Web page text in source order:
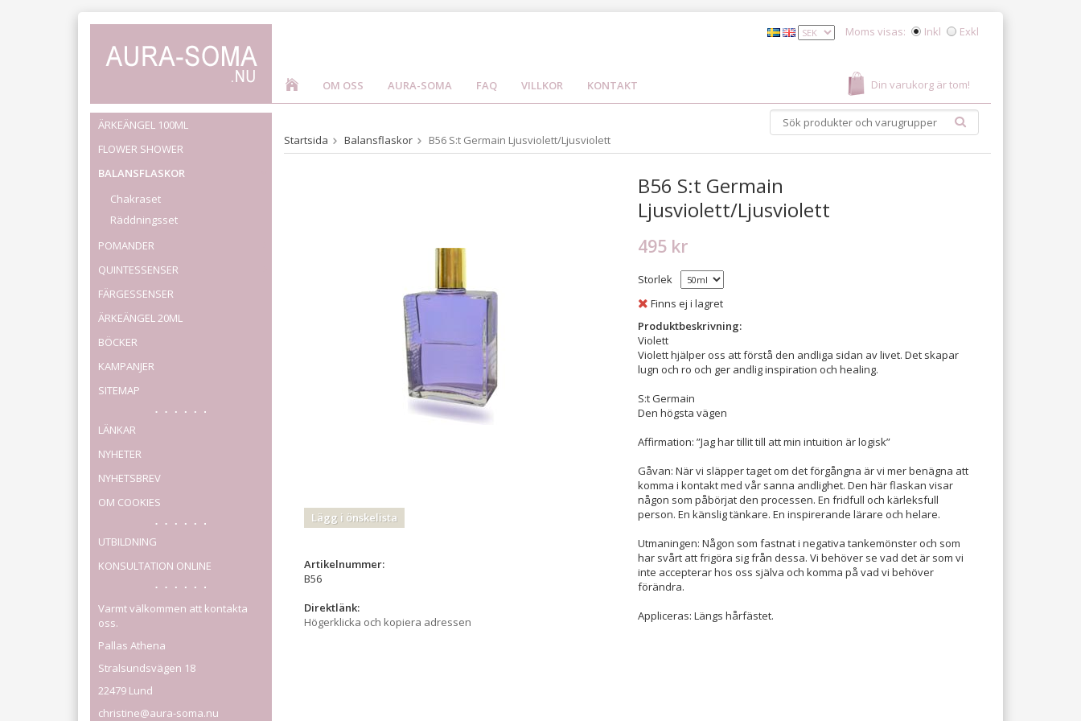
OM OSS AURA-SOMA FAQ VILLKOR KONTAKT Din varukorg är tom!
Moms visas: Inkl Exkl
ÄRKEÄNGEL 100ML
FLOWER SHOWER
BALANSFLASKOR
Chakraset
Räddningsset
POMANDER
QUINTESSENSER
FÄRGESSENSER
ÄRKEÄNGEL 20ML
BÖCKER
KAMPANJER
SITEMAP
LÄNKAR
NYHETER
NYHETSBREV
OM COOKIES
UTBILDNING
KONSULTATION ONLINE
Varmt välkommen att kontakta
oss.
Pallas Athena
Stralsundsvägen 18
22479 Lund
christine@aura-soma.nu
Startsida Balansflaskor B56 S:t Germain Ljusviolett/Ljusviolett
B56 S:t Germain
Ljusviolett/Ljusviolett
495 kr
Storlek
Finns ej i lagret
Produktbeskrivning:
Violett
Violett hjälper oss att förstå den andliga sidan av livet. Det skapar
lugn och ro och ger andlig inspiration och healing.
S:t Germain
Den högsta vägen
Affirmation: ”Jag har tillit till att min intuition är logisk”
Gåvan: När vi släpper taget om det förgångna är vi mer benägna att
komma i kontakt med vår sanna andlighet. Den här flaskan visar
någon som påbörjat den processen. En fridfull och kärleksfull
person. En känslig tänkare. En inspirerande lärare och helare.
Utmaningen: Någon som fastnat i negativa tankemönster och som
har svårt att frigöra sig från dessa. Vi behöver se vad det är som vi
inte accepterar hos oss själva och komma på vad vi behöver
förändra.
Appliceras: Längs hårfästet.
Lägg i önskelista
Artikelnummer:
B56
Direktlänk:
Högerklicka och kopiera adressen